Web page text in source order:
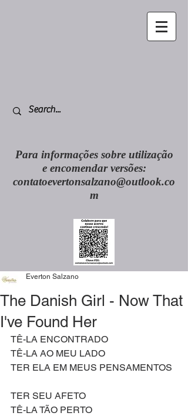
Para informações sobre utilização
e encomendar versões:
contatoevertonsalzano@outlook.co
m
The Danish Girl - Now That
I've Found Her
Everton Salzano
TÊ-LA ENCONTRADO
TÊ-LA AO MEU LADO
TER ELA EM MEUS PENSAMENTOS
TER SEU AFETO
TÊ-LA TÃO PERTO